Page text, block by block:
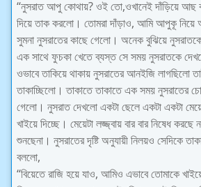
“নুসরাত আপু কোথায়? ওই তো,ওখানেই দাঁড়িয়ে আছ
দিয়ে তাক করলো। তোমরা দাঁড়াও, আমি আপুকূ
সুমনা নুসরাতের কাছে গেলো। অনেক বুঝিয়ে
এক সাথে ফুচকা খেতে ব্যস্ত সে সময় নুসরাতকে
ওভাবে তাকিয়ে থাকায় নুসরাতের আনইজি লাগছিলো
তাকাচ্ছিলো। তাকাতে তাকাতে এক সময় নুসরাতের
গেলো। নুসরাত দেখলো একটা ছেলে একটা একটা
খাইয়ে দিচ্ছে। মেয়েটা লজ্জ্বায় বার বার নিষেধ করছে
শুনছেনা। নুসরাতের দৃষ্টি অনুযায়ী নিলয়ও সেদিকে
বললো,
“বিয়েতে রাজি হয়ে যাও, আমিও এভাবে তোমাকে